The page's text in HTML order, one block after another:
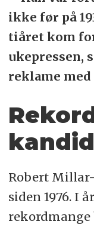
ikke før på
tiåret kom
ukepressen,
reklame
Robert
siden 1976. I
rekordmange